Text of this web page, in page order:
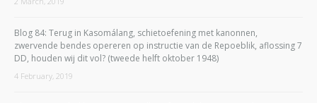
Blog 84: Terug in Kasomálang, schietoefening met kanonnen,
zwervende bendes opereren op instructie van de Repoeblik, aflossing 7
DD, houden wij dit vol? (tweede helft oktober 1948)
4 February, 2019